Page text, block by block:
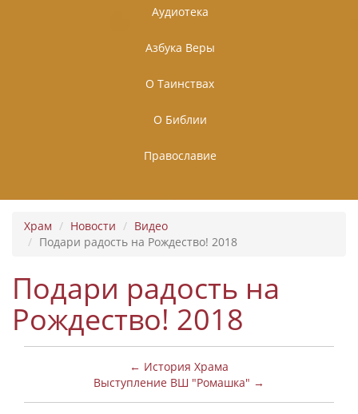
Аудиотека
Азбука Веры
О Таинствах
О Библии
Православие
Храм Новости
Видео
Подари радость на Рождество! 2018
Подари радость на
Рождество! 2018
← История Храма
Выступление ВШ "Ромашка" →